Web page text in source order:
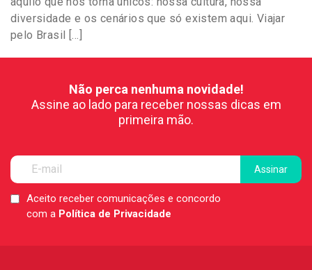
diversidade e os cenários que só existem aqui. Viajar
pelo Brasil […]
Não perca nenhuma novidade!
Assine ao lado para receber nossas dicas em
primeira mão.
LGPDAceito receber comunicações e concordo
com a Política de Privacidade